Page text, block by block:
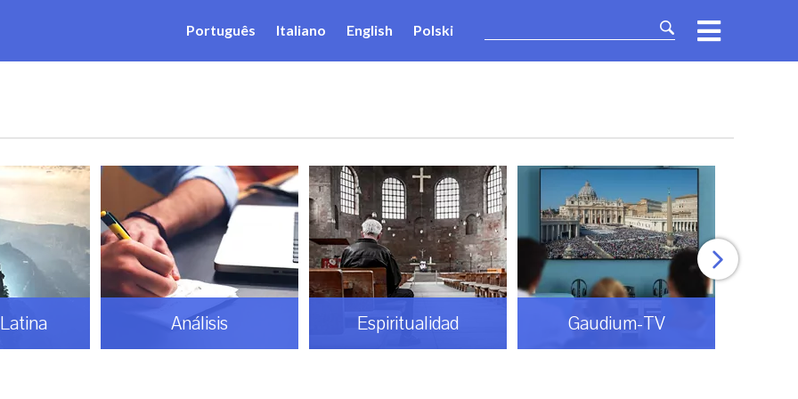
Português Italiano English Polski
Análisis Espiritualidad Gaudium-TV